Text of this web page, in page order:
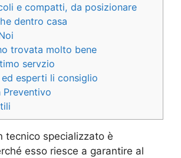
e compatti, da posizionare
dentro casa
trovata molto bene
servzio
ed esperti li consiglio
Preventivo
tecnico specializzato è
esso riesce a garantire al